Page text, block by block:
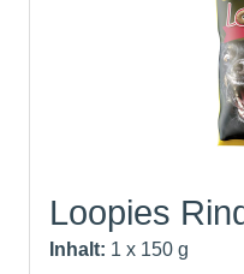
Loopies
Inhalt: 1 x 150 g